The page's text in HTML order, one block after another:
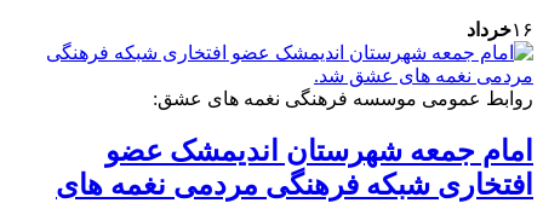
۱۶خرداد
روابط عمومی موسسه فرهنگی نغمه های عشق:
امام جمعه شهرستان اندیمشک عضو
افتخاری شبکه فرهنگی مردمی نغمه های